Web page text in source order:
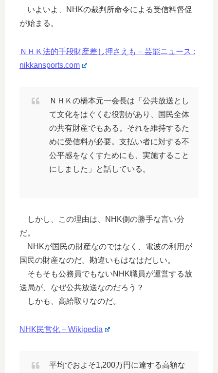
いよいよ、NHKの裁判所命令による受信料督促
が始まる。
ＮＨＫ法的手段財産差し押さえも – 芸能ニュース :
nikkansports.com
ＮＨＫの橋本元一会長は「公共放送とし
て文化をはぐくむ役割があり、国民全体
の共有財産でもある。それを維持するた
めに受信料が必要。支払い者に対する不
公平感をなくすためにも、実施すること
にしました」と話している。
しかし、この理由は、NHK側の勝手な言い分
だ。
NHKが国民の財産なのではなく、電波の利用が
国民の財産なのだ。勘違いもはなはだしい。
そもそも公務員でもないNHK職員が運営する放
送局が、なぜ公共放送なのだろう？
しかも、高給取りなのだ。
NHK民営化 – Wikipedia
平均でおよそ1,200万円に達する高額な